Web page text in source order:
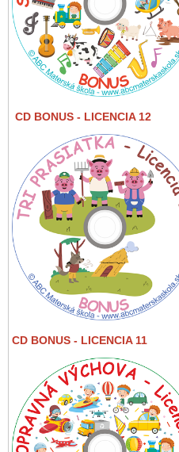
CD BONUS - LICENCIA 12
CD BONUS - LICENCIA 11